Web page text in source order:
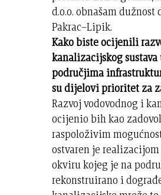
d.o.o. obnašam
Pakrac–Lipik.
Kako biste ocijenili
kanalizacijskog
područjima
su dijelovi prioritet za
Razvoj vodovodnog i
ocijenio bih kao
raspoloživim
ostvaren je
okviru kojeg je na
rekonstruirano i